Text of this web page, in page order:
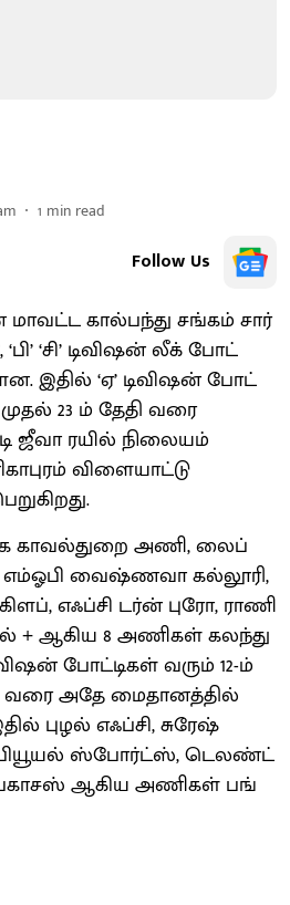
1 min read
Follow Us
கால்பந்து சங்​கம் சார்​
‘சி’ டிவிஷன் லீக் போட்​
இதில் ‘ஏ’ டிவிஷன் போட்​
முதல் 23 ம் தேதி வரை
ஜீவா ரயில் நிலை​யம்
விளை​யாட்டு
காவல்​துறை அணி, லைப்
வைஷ்ணவா கல்​லூரி,
எஃப்சி டர்ன் புரோ, ராணி
+ ஆகிய 8 அணி​கள் கலந்து
போட்​டிகள் வரும் 12-ம்
வரை அதே மைதானத்​தில்
புழல் எஃப்​சி, சுரேஷ்
பியூயல் ஸ்போர்ட்​ஸ், டெலண்ட்
பெகாசஸ் ஆகிய அணி​கள் பங்​